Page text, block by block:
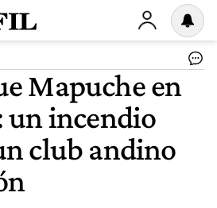
Mapuche en
un incendio
club andino